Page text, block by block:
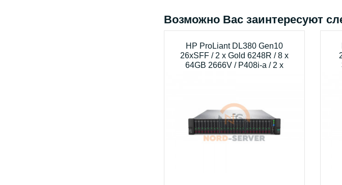
Возможно Вас заинтересуют
HP ProLiant DL380 Gen10
26xSFF / 2 x Gold 6248R / 8 x
64GB 2666V / P408i-a / 2 x